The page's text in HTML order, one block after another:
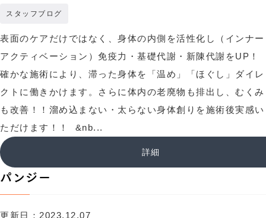
スタッフブログ
表面のケアだけではなく、身体の内側を活性化し（インナー
アクティベーション）免疫力・基礎代謝・新陳代謝をUP！
確かな施術により、滞った身体を「温め」「ほぐし」ダイレ
クトに働きかけます。さらに体内の老廃物も排出し、むくみ
も改善！！溜め込まない・太らない身体創りを施術後実感い
ただけます！！ &nb...
詳細
パンジー
更新日：2023.12.07